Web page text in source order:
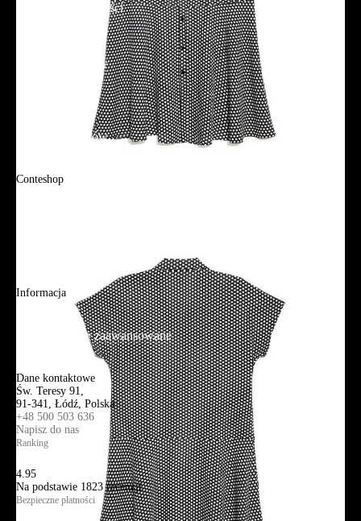
Polityka prywatności
Tabela rozmiarów
Tabela rozmiarów
Conteshop
Informacja
Mapa strony
Wyszukiwanie zaawansowane
Dane kontaktowe
Św. Teresy 91,
91-341, Łódź, Polska
+48 500 503 636
Napisz do nas
Ranking
4.95
Na podstawie 1823recenzji
Bezpieczne płatności